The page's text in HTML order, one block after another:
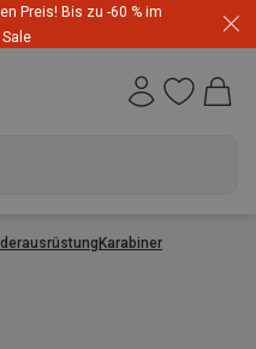
Preis! Bis zu -60 % im
Karabiner